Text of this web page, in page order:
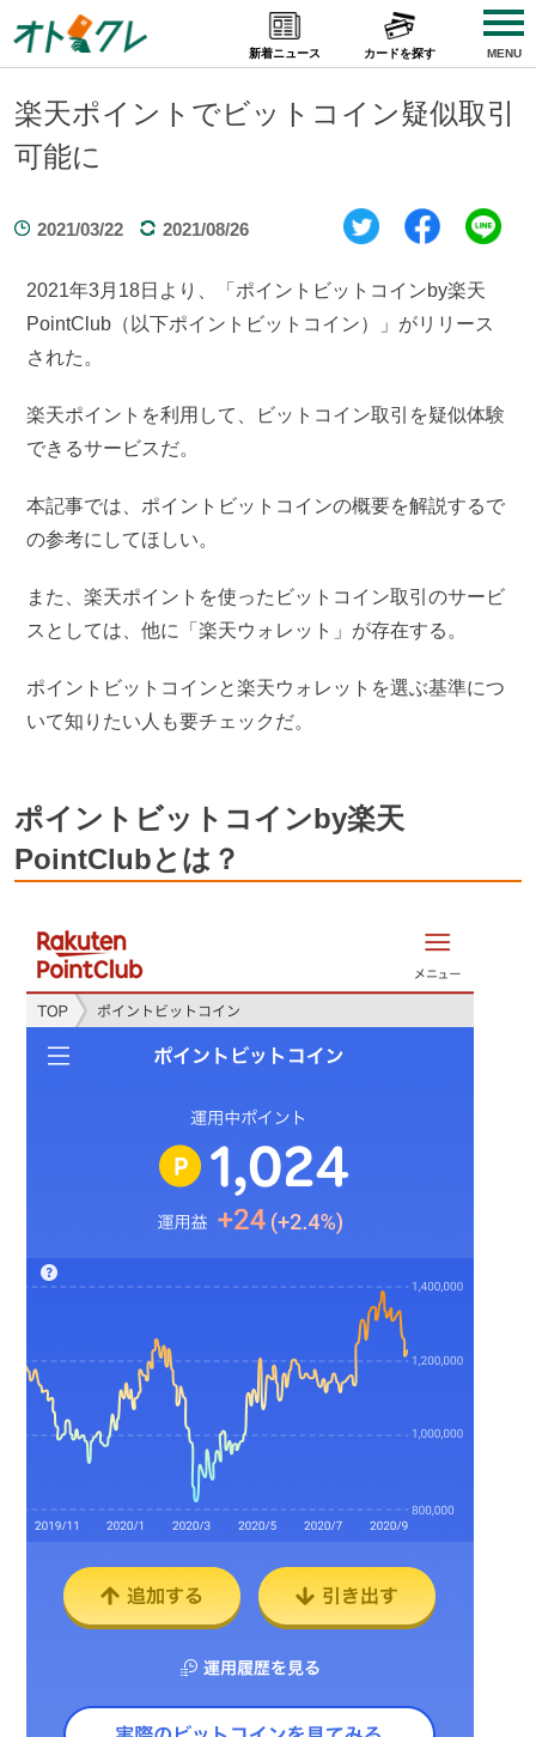
to
content
新着ニュース カードを探す MENU
楽天ポイントでビットコイン疑似取引
可能に
2021/03/22 2021/08/26
2021年3月18日より、「ポイントビットコインby楽天
PointClub（以下ポイントビットコイン）」がリリース
された。
楽天ポイントを利用して、ビットコイン取引を疑似体験
できるサービスだ。
本記事では、ポイントビットコインの概要を解説するで
の参考にしてほしい。
また、楽天ポイントを使ったビットコイン取引のサービ
スとしては、他に「楽天ウォレット」が存在する。
ポイントビットコインと楽天ウォレットを選ぶ基準につ
いて知りたい人も要チェックだ。
ポイントビットコインby楽天
PointClubとは？